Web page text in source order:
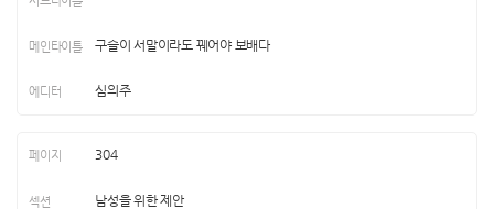
구슬이 서말이라도 꿰어야 보배다
심의주
304
남성을 위한 제안